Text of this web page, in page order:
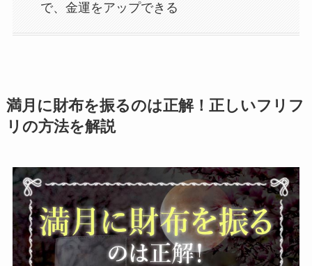
で、金運をアップできる
満月に財布を振るのは正解！正しいフリフ
リの方法を解説